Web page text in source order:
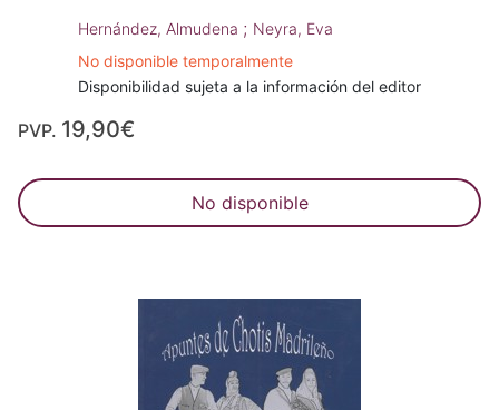
Hernández, Almudena ; Neyra, Eva
No disponible temporalmente
Disponibilidad sujeta a la información del editor
PVP. 19,90€
No disponible